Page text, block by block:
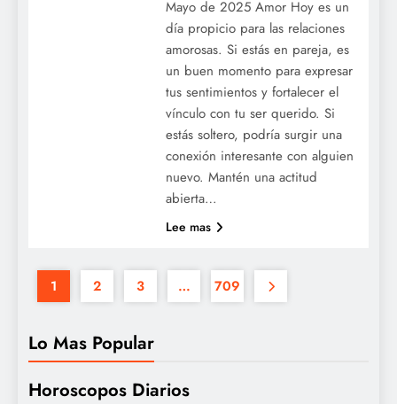
Lo Mas Popular
Horoscopos Diarios
Mayo de 2025 Amor Hoy es un
día propicio para las relaciones
amorosas. Si estás en pareja, es
un buen momento para expresar
tus sentimientos y fortalecer el
vínculo con tu ser querido. Si
estás soltero, podría surgir una
conexión interesante con alguien
nuevo. Mantén una actitud
abierta…
Lee mas
1 2 3 … 709